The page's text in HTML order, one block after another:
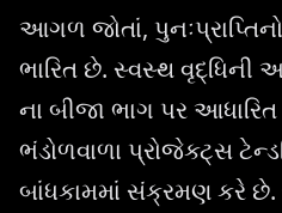
આગળ જોતાં,
ભારિત છે. સ્વસ્થ વૃદ્ધિની
ના બીજા ભાગ પર
ભંડોળવાળા પ્રોજેક્ટ્સ
બાંધકામમાં સંક્રમણ કરે